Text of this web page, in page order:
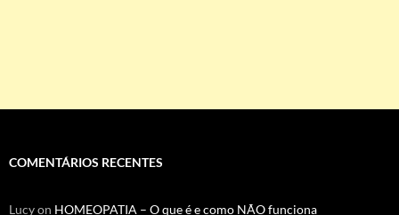
COMENTÁRIOS RECENTES
Lucyon HOMEOPATIA – O que é e como NÃO funciona